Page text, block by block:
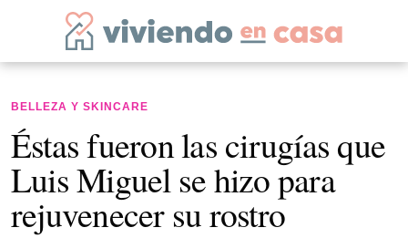
BELLEZA Y SKINCARE
Éstas fueron las cirugías que
Luis Miguel se hizo para
rejuvenecer su rostro